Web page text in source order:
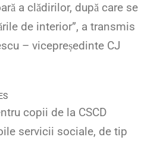
a clădirilor, după care se
de interior”, a transmis
– vicepreședinte CJ
copii de la CSCD
servicii sociale, de tip